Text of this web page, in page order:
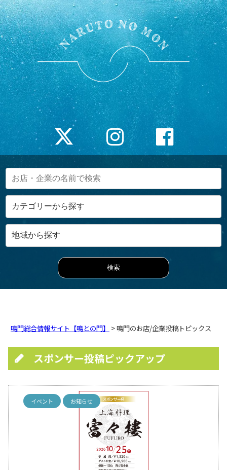
鳴門総合情報サイト【鳴との門】 > 鳴門のお店/企業投稿トピックス
スポンサー投稿ピックアップ
イベント お知らせ